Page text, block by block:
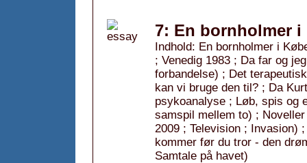
7: En bornholmer i
Indhold: En bornholmer i
; Venedig 1983 ; Da far og
forbandelse) ; Det
kan vi bruge den til? ; Da
psykoanalyse ; Løb, spis og
samspil mellem to) ;
2009 ; Television ; Invasion)
kommer før du tror - den
Samtale på havet)